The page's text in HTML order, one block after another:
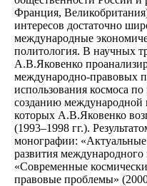
Франция,
интересов достаточно
международные
политология. В научных
А.В.Яковенко
международно-правовых
использования космоса
созданию международной
которых А.В.Яковенко
(1993–1998 гг.).
монографии:
развития международного
«Современные
правовые проблемы»